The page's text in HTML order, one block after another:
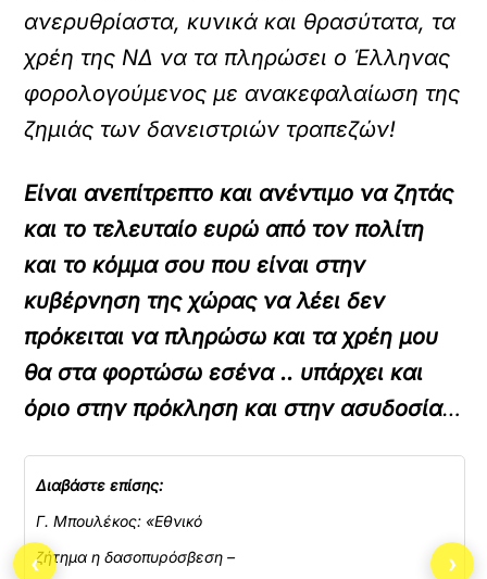
ανερυθρίαστα, κυνικά και θρασύτατα, τα
χρέη της ΝΔ να τα πληρώσει ο Έλληνας
φορολογούμενος με ανακεφαλαίωση της
ζημιάς των δανειστριών τραπεζών!
Είναι ανεπίτρεπτο και ανέντιμο να ζητάς
και το τελευταίο ευρώ από τον πολίτη
και το κόμμα σου που είναι στην
κυβέρνηση της χώρας να λέει δεν
πρόκειται να πληρώσω και τα χρέη μου
θα στα φορτώσω εσένα .. υπάρχει και
όριο στην πρόκληση και στην ασυδοσία…
Διαβάστε επίσης:
Γ. Μπουλέκος: «Εθνικό
ζήτημα η δασοπυρόσβεση –
‹ ›